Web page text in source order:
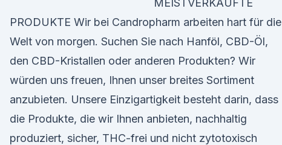
MEISTVERKAUFTE
PRODUKTE Wir bei Candropharm arbeiten hart für die
Welt von morgen. Suchen Sie nach Hanföl, CBD-Öl,
den CBD-Kristallen oder anderen Produkten? Wir
würden uns freuen, Ihnen unser breites Sortiment
anzubieten. Unsere Einzigartigkeit besteht darin, dass
die Produkte, die wir Ihnen anbieten, nachhaltig
produziert, sicher, THC-frei und nicht zytotoxisch